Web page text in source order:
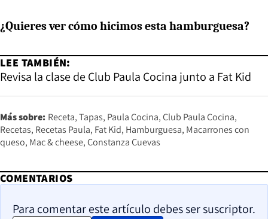
¿Quieres ver cómo hicimos esta hamburguesa?
LEE TAMBIÉN:
Revisa la clase de Club Paula Cocina junto a Fat Kid
Más sobre: Receta Tapas Paula Cocina Club Paula Cocina
Recetas Recetas Paula Fat Kid Hamburguesa Macarrones con
queso Mac & cheese Constanza Cuevas
COMENTARIOS
Para comentar este artículo debes ser suscriptor.